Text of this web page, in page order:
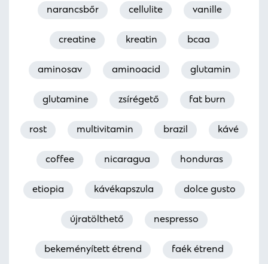
narancsbőr cellulite vanille
creatine kreatin bcaa
aminosav aminoacid glutamin
glutamine zsírégető fat burn
rost multivitamin brazil kávé
coffee nicaragua honduras
etiopia kávékapszula dolce gusto
újratölthető nespresso
bekeményített étrend faék étrend